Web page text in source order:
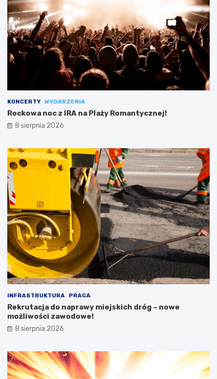
KONCERTY WYDARZENIA
Rockowa noc z IRA na Plaży Romantycznej!
8 sierpnia 2026
INFRASTRUKTURA PRACA
Rekrutacja do naprawy miejskich dróg – nowe
możliwości zawodowe!
8 sierpnia 2026